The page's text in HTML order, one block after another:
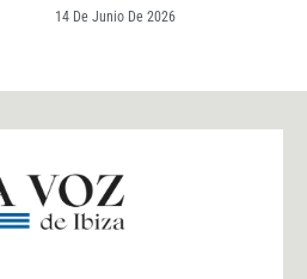
14 De Junio De 2026